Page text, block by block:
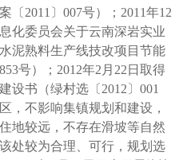
〔2011〕007号）；2011年12
化委员会关于云南深岩实业
泥熟料生产线技改项目节能
号）；2012年2月22日取得
设书（绿村选〔2012〕001
，不影响集镇规划和建设，
地较远，不存在滑坡等自然
处较为合理、可行，规划选